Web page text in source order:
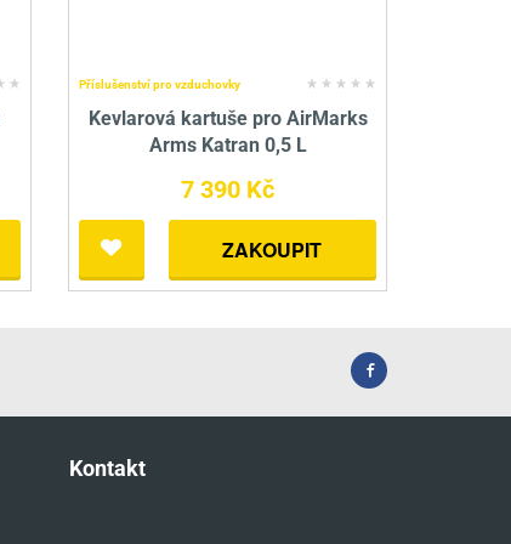
Příslušenství pro vzduchovky
Kevlarová kartuše pro AirMarks
Arms Katran 0,5 L
7 390 Kč
ZAKOUPIT
Kontakt